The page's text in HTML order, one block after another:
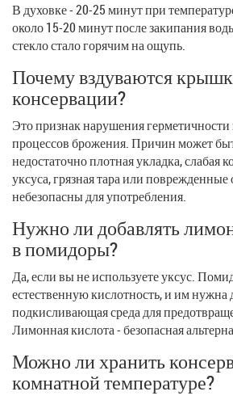
В духовке - 20-25 минут при
около 15-20 минут после закипания
стекло стало горячим на ощупь.
Почему вздуваются
консервации?
Это признак нарушения герметичности
процессов брожения. Причин может
недостаточно плотная укладка, слабая
уксуса, грязная тара или
небезопасны для употребления.
Нужно ли добавлять
в помидоры?
Да, если вы не используете уксус.
естественную кислотность, и им нужна
подкисливающая среда для
Лимонная кислота - безопасная
Можно ли хранить
комнатной температуре?